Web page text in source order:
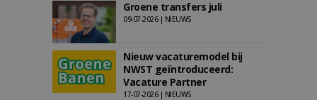
Groene transfers juli
09-07-2026 | NIEUWS
Nieuw vacaturemodel bij
NWST geïntroduceerd:
Vacature Partner
17-07-2026 | NIEUWS